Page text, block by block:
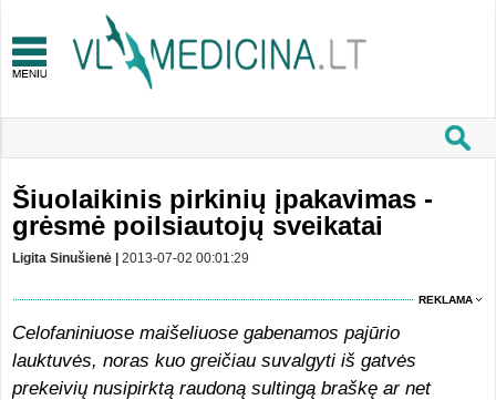
Šiuolaikinis pirkinių įpakavimas -
grėsmė poilsiautojų sveikatai
Ligita Sinušienė | 2013-07-02 00:01:29
REKLAMA
Celofaniniuose maišeliuose gabenamos pajūrio
lauktuvės, noras kuo greičiau suvalgyti iš gatvės
prekeivių nusipirktą raudoną sultingą braškę ar net